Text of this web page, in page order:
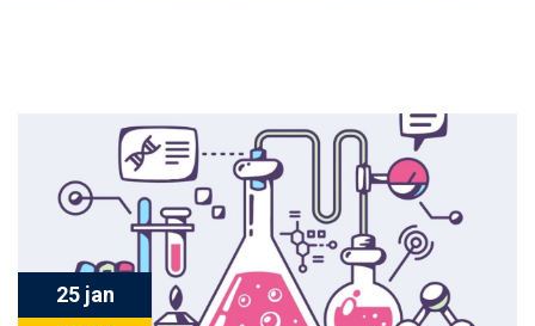
25 jan